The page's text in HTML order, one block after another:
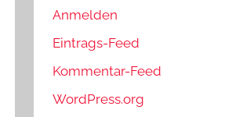
Anmelden
Eintrags-Feed
Kommentar-Feed
WordPress.org